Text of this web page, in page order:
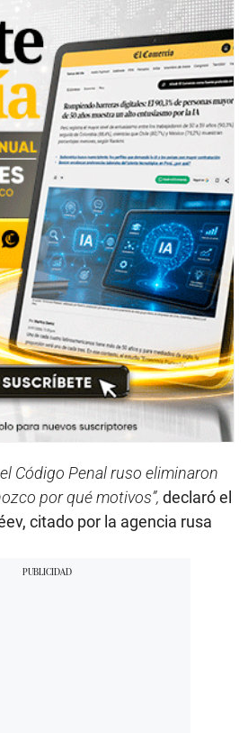
Código Penal ruso eliminaron
por qué motivos”, declaró el
citado por la agencia rusa